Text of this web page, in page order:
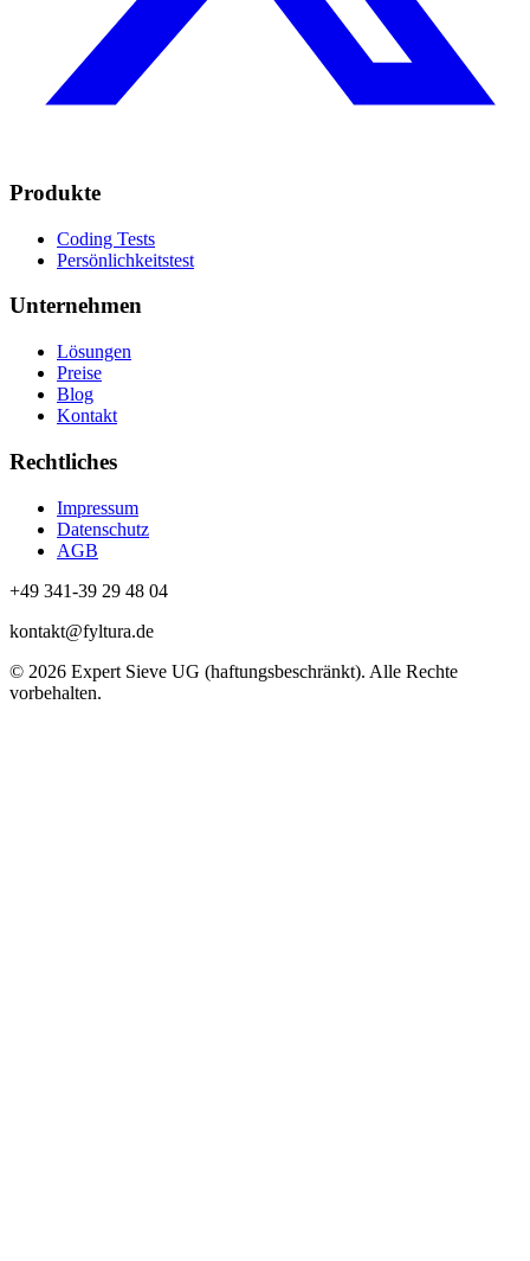
Produkte
Coding Tests
Persönlichkeitstest
Unternehmen
Lösungen
Preise
Blog
Kontakt
Rechtliches
Impressum
Datenschutz
AGB
+49 341-39 29 48 04
kontakt@fyltura.de
© 2026 Expert Sieve UG (haftungsbeschränkt). Alle Rechte
vorbehalten.